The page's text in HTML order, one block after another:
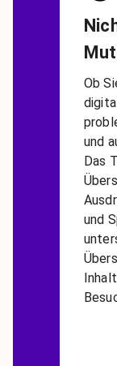
Ob
und
Das
und